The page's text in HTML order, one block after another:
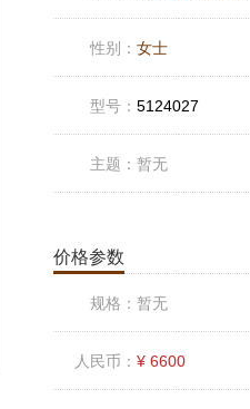
性别： 女士
型号： 5124027
主题： 暂无
价格参数
规格： 暂无
人民币： ¥ 6600